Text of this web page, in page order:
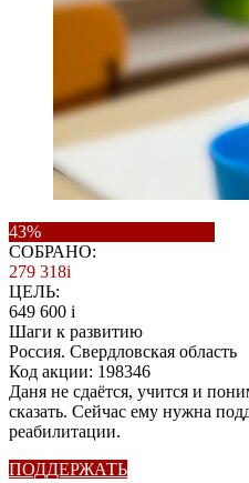
43%
СОБРАНО:
279 318i
ЦЕЛЬ:
649 600 i
Шаги к развитию
Россия. Свердловская область
Код акции: 198346
Даня не сдаётся, учится и
сказать. Сейчас ему нужна
реабилитации.
ПОДДЕРЖАТЬ